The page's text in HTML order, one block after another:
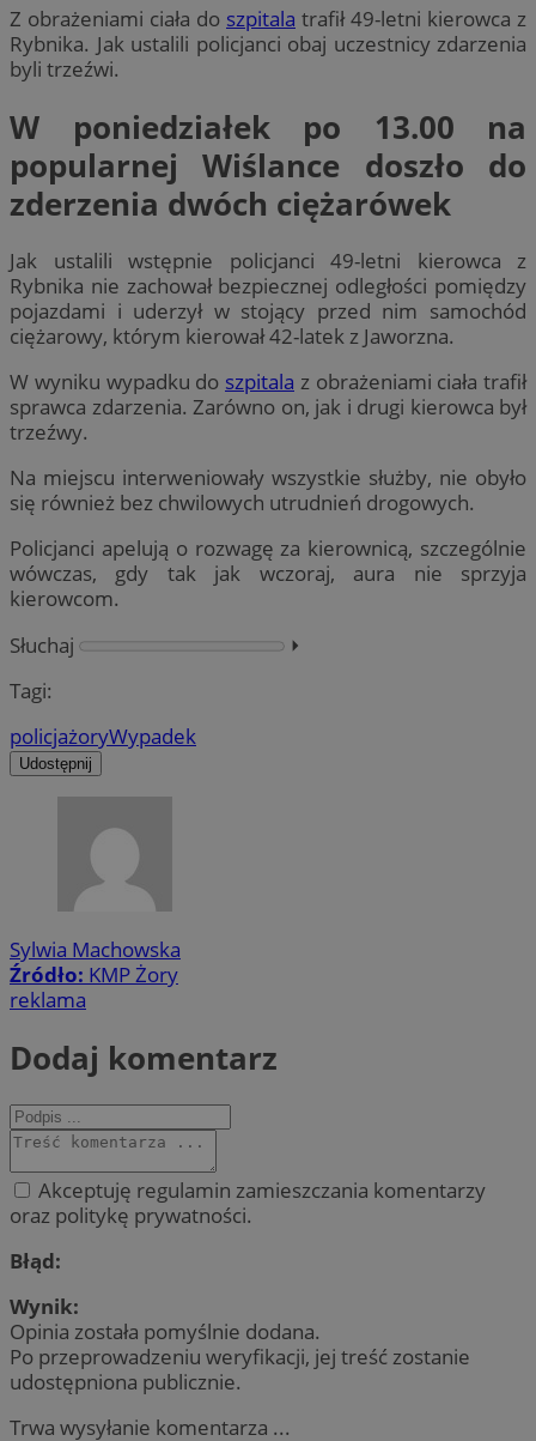
Z obrażeniami ciała do szpitala trafił 49-letni kierowca z
Rybnika. Jak ustalili policjanci obaj uczestnicy zdarzenia
byli trzeźwi.
W poniedziałek po 13.00 na
popularnej Wiślance doszło do
zderzenia dwóch ciężarówek
Jak ustalili wstępnie policjanci 49-letni kierowca z
Rybnika nie zachował bezpiecznej odległości pomiędzy
pojazdami i uderzył w stojący przed nim samochód
ciężarowy, którym kierował 42-latek z Jaworzna.
W wyniku wypadku do szpitala z obrażeniami ciała trafił
sprawca zdarzenia. Zarówno on, jak i drugi kierowca był
trzeźwy.
Na miejscu interweniowały wszystkie służby, nie obyło
się również bez chwilowych utrudnień drogowych.
Policjanci apelują o rozwagę za kierownicą, szczególnie
wówczas, gdy tak jak wczoraj, aura nie sprzyja
kierowcom.
Słuchaj
⏵︎
Tagi:
policjażoryWypadek
Udostępnij
Sylwia Machowska
Źródło: KMP Żory
reklama
Dodaj komentarz
Akceptuję regulamin zamieszczania komentarzy
oraz politykę prywatności.
Błąd:
Wynik:
Opinia została pomyślnie dodana.
Po przeprowadzeniu weryfikacji, jej treść zostanie
udostępniona publicznie.
Trwa wysyłanie komentarza ...